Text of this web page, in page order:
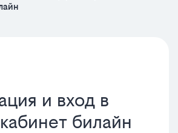
и вход в
билайн